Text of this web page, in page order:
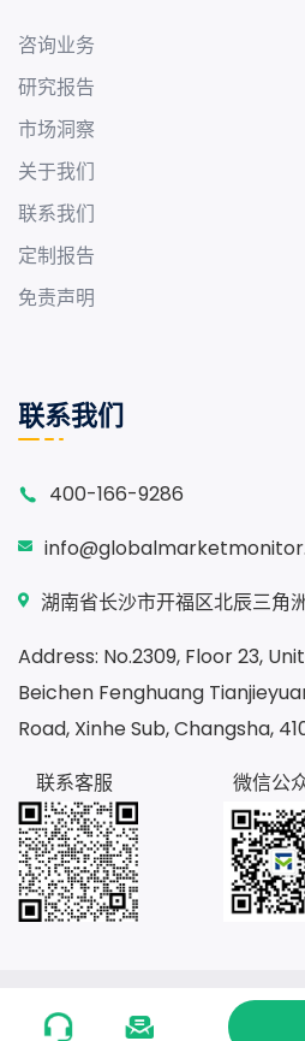
咨询业务
研究报告
市场洞察
关于我们
联系我们
定制报告
免责声明
联系我们
400-166-9286
湖南省长沙市开福区北辰三角
Address: No.2309, Floor 23, Unit
Beichen Fenghuang
Road, Xinhe Sub, Changsha,
联系客服
微信公
湖南贝哲斯